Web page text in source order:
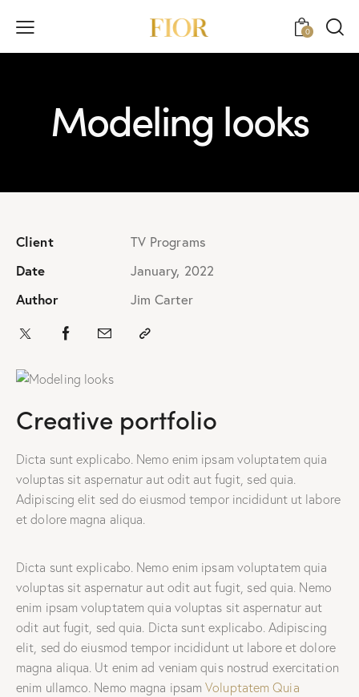
0
Modeling looks
Client
TV Programs
Date
January, 2022
Author
Jim Carter
Creative portfolio
Dicta sunt explicabo. Nemo enim ipsam voluptatem quia
voluptas sit aspernatur aut odit aut fugit, sed quia.
Adipiscing elit sed do eiusmod tempor incididunt ut labore
et dolore magna aliqua.
Dicta sunt explicabo. Nemo enim ipsam voluptatem quia
voluptas sit aspernatur aut odit aut fugit, sed quia. Nemo
enim ipsam voluptatem quia voluptas sit aspernatur aut
odit aut fugit, sed quia. Dicta sunt explicabo. Adipiscing
elit, sed do eiusmod tempor incididunt ut labore et dolore
magna aliqua. Ut enim ad veniam quis nostrud exercitation
enim ullamco. Nemo magna ipsamVoluptatem Quia